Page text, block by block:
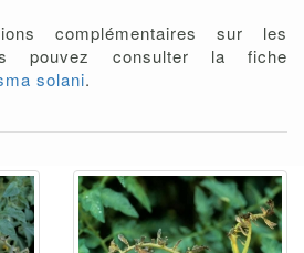
complémentaires sur les
pouvez consulter la fiche
solani.